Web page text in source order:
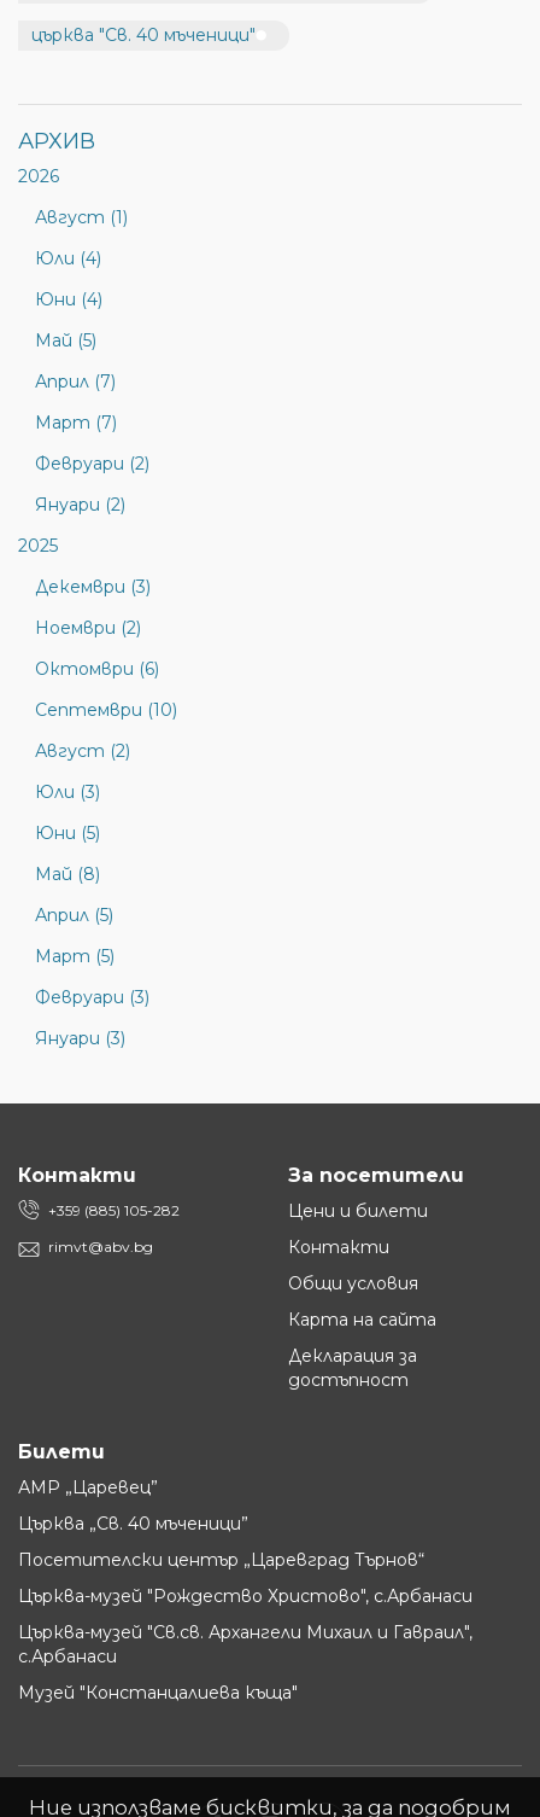
църква "Св. 40 мъченици"
АРХИВ
2026
Август (1)
Юли (4)
Юни (4)
Май (5)
Април (7)
Март (7)
Февруари (2)
Януари (2)
2025
Декември (3)
Ноември (2)
Октомври (6)
Септември (10)
Август (2)
Юли (3)
Юни (5)
Май (8)
Април (5)
Март (5)
Февруари (3)
Януари (3)
Контакти
+359 (885) 105-282
rimvt@abv.bg
За посетители
Цени и билети
Контакти
Общи условия
Карта на сайта
Декларация за
достъпност
Билети
АМР „Царевец”
Църква „Св. 40 мъченици”
Посетителски център „Царевград Търнов“
Църква-музей "Рождество Христово", с.Арбанаси
Църква-музей "Св.св. Архангели Михаил и Гавраил",
с.Арбанаси
Музей "Констанцалиева къща"
Ние използваме бисквитки, за да подобрим